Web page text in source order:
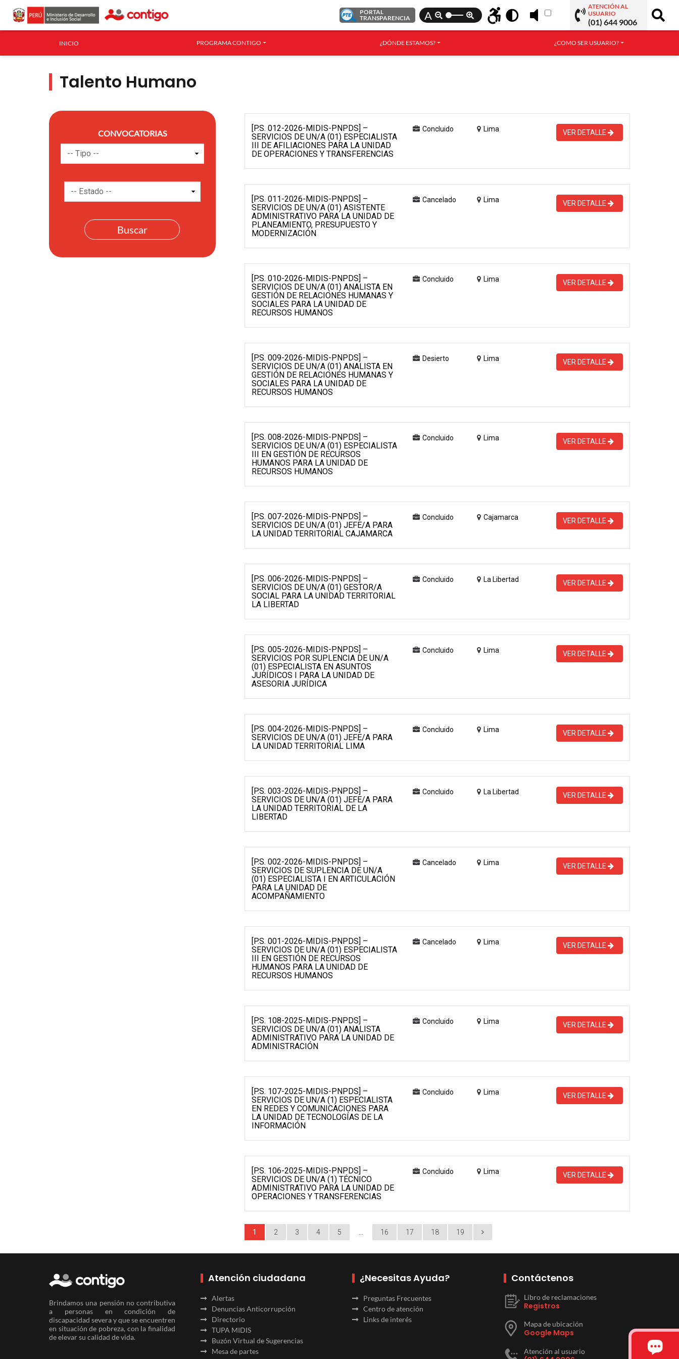
PORTAL
TRANSPARENCIA
A
ATENCIÓN AL
USUARIO
(01) 644 9006
INICIO PROGRAMA CONTIGO ¿DÓNDE ESTAMOS? ¿COMO SER USUARIO?
Talento Humano
CONVOCATORIAS
[P.S. 012-2026-MIDIS-PNPDS] –
SERVICIOS DE UN/A (01) ESPECIALISTA
III DE AFILIACIONES PARA LA UNIDAD
DE OPERACIONES Y TRANSFERENCIAS
Concluido Lima VER DETALLE
[P.S. 011-2026-MIDIS-PNPDS] –
SERVICIOS DE UN/A (01) ASISTENTE
ADMINISTRATIVO PARA LA UNIDAD DE
PLANEAMIENTO, PRESUPUESTO Y
MODERNIZACIÓN
Cancelado Lima VER DETALLE
[P.S. 010-2026-MIDIS-PNPDS] –
SERVICIOS DE UN/A (01) ANALISTA EN
GESTIÓN DE RELACIONES HUMANAS Y
SOCIALES PARA LA UNIDAD DE
RECURSOS HUMANOS
Concluido Lima VER DETALLE
[P.S. 009-2026-MIDIS-PNPDS] –
SERVICIOS DE UN/A (01) ANALISTA EN
GESTIÓN DE RELACIONES HUMANAS Y
SOCIALES PARA LA UNIDAD DE
RECURSOS HUMANOS
Desierto Lima VER DETALLE
[P.S. 008-2026-MIDIS-PNPDS] –
SERVICIOS DE UN/A (01) ESPECIALISTA
III EN GESTIÓN DE RECURSOS
HUMANOS PARA LA UNIDAD DE
RECURSOS HUMANOS
Concluido Lima VER DETALLE
[P.S. 007-2026-MIDIS-PNPDS] –
SERVICIOS DE UN/A (01) JEFE/A PARA
LA UNIDAD TERRITORIAL CAJAMARCA
Concluido Cajamarca VER DETALLE
[P.S. 006-2026-MIDIS-PNPDS] –
SERVICIOS DE UN/A (01) GESTOR/A
SOCIAL PARA LA UNIDAD TERRITORIAL
LA LIBERTAD
Concluido La Libertad VER DETALLE
[P.S. 005-2026-MIDIS-PNPDS] –
SERVICIOS POR SUPLENCIA DE UN/A
(01) ESPECIALISTA EN ASUNTOS
JURÍDICOS I PARA LA UNIDAD DE
ASESORIA JURÍDICA
Concluido Lima VER DETALLE
[P.S. 004-2026-MIDIS-PNPDS] –
SERVICIOS DE UN/A (01) JEFE/A PARA
LA UNIDAD TERRITORIAL LIMA
Concluido Lima VER DETALLE
[P.S. 003-2026-MIDIS-PNPDS] –
SERVICIOS DE UN/A (01) JEFE/A PARA
LA UNIDAD TERRITORIAL DE LA
LIBERTAD
Concluido La Libertad VER DETALLE
[P.S. 002-2026-MIDIS-PNPDS] –
SERVICIOS DE SUPLENCIA DE UN/A
(01) ESPECIALISTA I EN ARTICULACIÓN
PARA LA UNIDAD DE
ACOMPAÑAMIENTO
Cancelado Lima VER DETALLE
[P.S. 001-2026-MIDIS-PNPDS] –
SERVICIOS DE UN/A (01) ESPECIALISTA
III EN GESTIÓN DE RECURSOS
HUMANOS PARA LA UNIDAD DE
RECURSOS HUMANOS
Cancelado Lima VER DETALLE
[P.S. 108-2025-MIDIS-PNPDS] –
SERVICIOS DE UN/A (01) ANALISTA
ADMINISTRATIVO PARA LA UNIDAD DE
ADMINISTRACIÓN
Concluido Lima VER DETALLE
[P.S. 107-2025-MIDIS-PNPDS] –
SERVICIOS DE UN/A (1) ESPECIALISTA
EN REDES Y COMUNICACIONES PARA
LA UNIDAD DE TECNOLOGÍAS DE LA
INFORMACIÓN
Concluido Lima VER DETALLE
[P.S. 106-2025-MIDIS-PNPDS] –
SERVICIOS DE UN/A (1) TÉCNICO
ADMINISTRATIVO PARA LA UNIDAD DE
OPERACIONES Y TRANSFERENCIAS
Concluido Lima VER DETALLE
1 2 3 4 5 16 17 18 19
Brindamos una pensión no contributiva
a personas en condición de
discapacidad severa y que se encuentren
en situación de pobreza, con la finalidad
de elevar su calidad de vida.
Atención ciudadana
Alertas
Denuncias Anticorrupción
Directorio
TUPA MIDIS
Buzón Virtual de Sugerencias
Mesa de partes
¿Necesitas Ayuda?
Preguntas Frecuentes
Centro de atención
Links de interés
Contáctenos
Libro de reclamaciones
Registros
Mapa de ubicación
Google Maps
Atención al usuario